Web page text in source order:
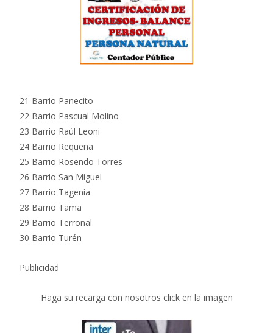
21 Barrio Panecito
22 Barrio Pascual Molino
23 Barrio Raúl Leoni
24 Barrio Requena
25 Barrio Rosendo Torres
26 Barrio San Miguel
27 Barrio Tagenia
28 Barrio Tama
29 Barrio Terronal
30 Barrio Turén
Publicidad
Haga su recarga con nosotros click en la imagen